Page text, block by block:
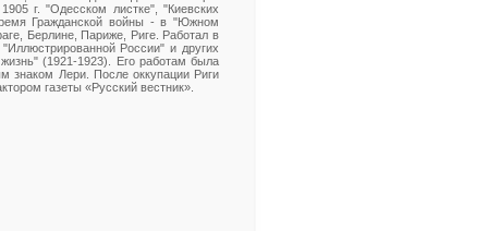
г. "Одесском листке", "Киевских
Гражданской войны - в "Южном
Берлине, Париже, Риге. Работал в
России" и других
(1921-1923). Его работам была
знаком Лери. После оккупации Риги
газеты «Русский вестник».